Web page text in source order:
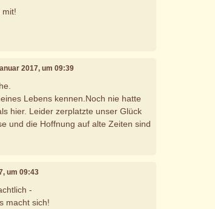
mit!
2017, um 09:39
Lebens kennen.Noch nie hatte
hier. Leider zerplatzte unser Glück
und die Hoffnung auf alte Zeiten sind
um 09:43
-
macht sich!